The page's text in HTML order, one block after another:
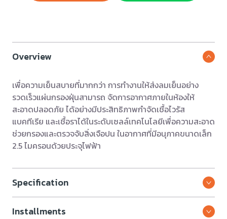
Overview
เพื่อความเย็นสบายที่มากกว่า การทำงานให้ส่งลมเย็นอย่าง
รวดเร็วแผ่นกรองฝุ่นสามารถ จัดการอากาศภายในห้องให้
สะอาดปลอดภัย ได้อย่างมีประสิทธิภาพกำจัดเชื้อไวรัส
แบคทีเรีย และเชื้อราได้ในระดับเซลล์เทคโนโลยีเพื่อความสะอาด
ช่วยกรองและตรวจจับสิ่งเจือปน ในอากาศที่มีอนุภาคขนาดเล็ก
2.5 ไมครอนด้วยประจุไฟฟ้า
Specification
Installments